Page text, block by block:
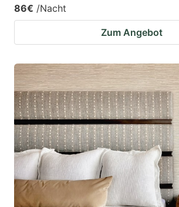
86€ /Nacht
Zum Angebot